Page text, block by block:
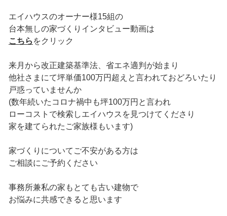
エイハウスのオーナー様15組の
台本無しの家づくりインタビュー動画は
こちら をクリック
来月から改正建築基準法、省エネ適判が始まり
他社さまにて坪単価100万円超えと言われておどろいたり
戸惑っていませんか
(数年続いたコロナ禍中も坪100万円と言われ
ローコストで検索しエイハウスを見つけてくださり
家を建てられたご家族様もいます)
家づくりについてご不安がある方は
ご相談にご予約ください
事務所兼私の家もとても古い建物で
お悩みに共感できると思います